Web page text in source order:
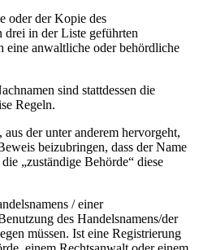
oder der Kopie des
drei in der Liste geführten
eine anwaltliche oder behördliche
sind stattdessen die
Regeln.
der unter anderem hervorgeht,
beizubringen, dass der Name
„zuständige Behörde“ diese
/ einer
des Handelsnamens/der
müssen. Ist eine Registrierung